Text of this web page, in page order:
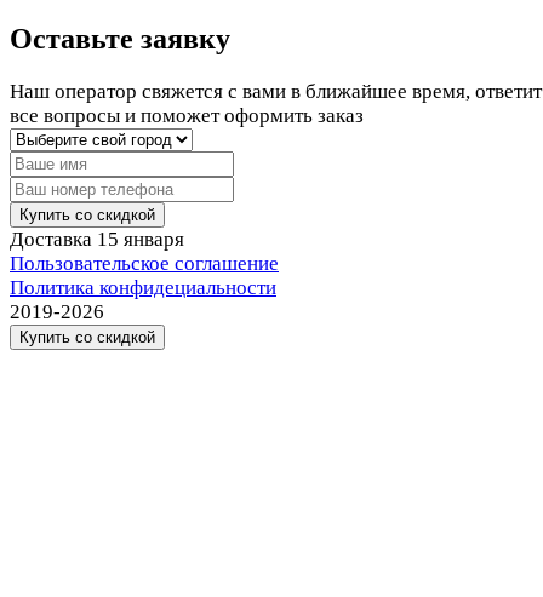
Оставьте заявку
Наш оператор свяжется с вами в ближайшее время,
все вопросы и поможет оформить заказ
Купить со скидкой
Доставка 15 января
Пользовательское соглашение
Политика конфидециальности
2019-2026
Купить со скидкой